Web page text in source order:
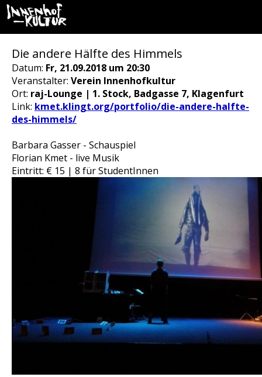
Die andere Hälfte des Himmels
Datum: Fr, 21.09.2018 um 20:30
Veranstalter: Verein Innenhofkultur
Ort: raj-Lounge | 1. Stock, Badgasse 7, Klagenfurt
Link: kmet.klingt.org/portfolio/die-andere-halfte-
des-himmels/
Barbara Gasser - Schauspiel
Florian Kmet - live Musik
Eintritt: € 15 | 8 für StudentInnen